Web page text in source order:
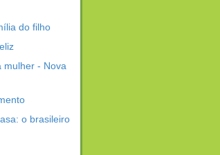
do filho
mulher - Nova
o brasileiro